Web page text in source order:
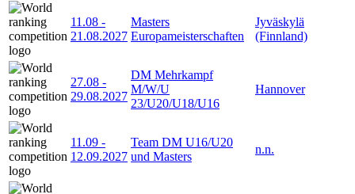
11.08 -
21.08.2027
Masters
Europameisterschaften
Jyväskylä
(Finnland)
27.08 -
29.08.2027
DM Mehrkampf
M/W/U
23/U20/U18/U16
Hannover
11.09 -
12.09.2027
Team DM U16/U20
und Masters
n.n.